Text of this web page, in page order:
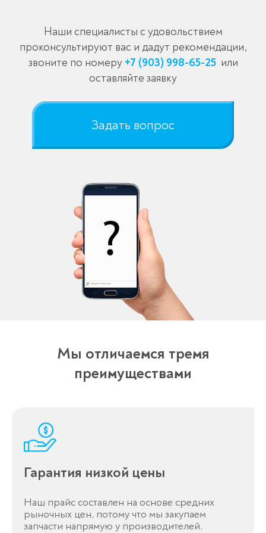
Наши специалисты с удовольствием
проконсультируют вас и дадут рекомендации,
звоните по номеру +7 (903) 998-65-25 или
оставляйте заявку
Задать вопрос
Мы отличаемся тремя
преимуществами
Гарантия низкой цены
Наш прайс составлен на основе средних
рыночных цен, потому что мы закупаем
запчасти напрямую у производителей.